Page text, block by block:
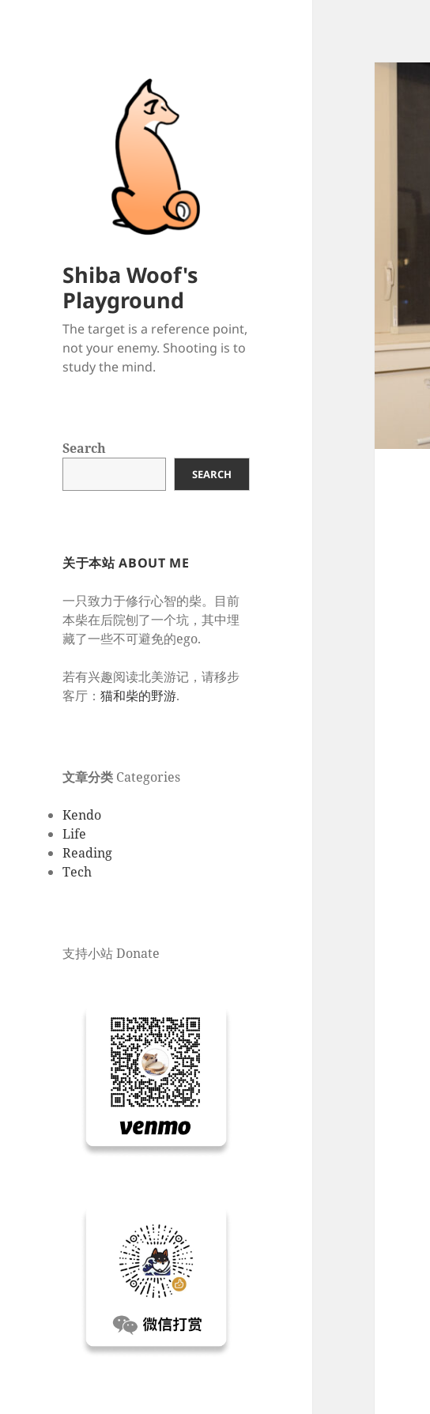
Shiba Woof's
Playground
The target is a reference point,
not your enemy. Shooting is to
study the mind.
Search
SEARCH
关于本站 ABOUT ME
一只致力于修行心智的柴。目前
本柴在后院刨了一个坑，其中埋
藏了一些不可避免的ego.
若有兴趣阅读北美游记，请移步
客厅：猫和柴的野游.
文章分类 Categories
Kendo
Life
Reading
Tech
支持小站 Donate